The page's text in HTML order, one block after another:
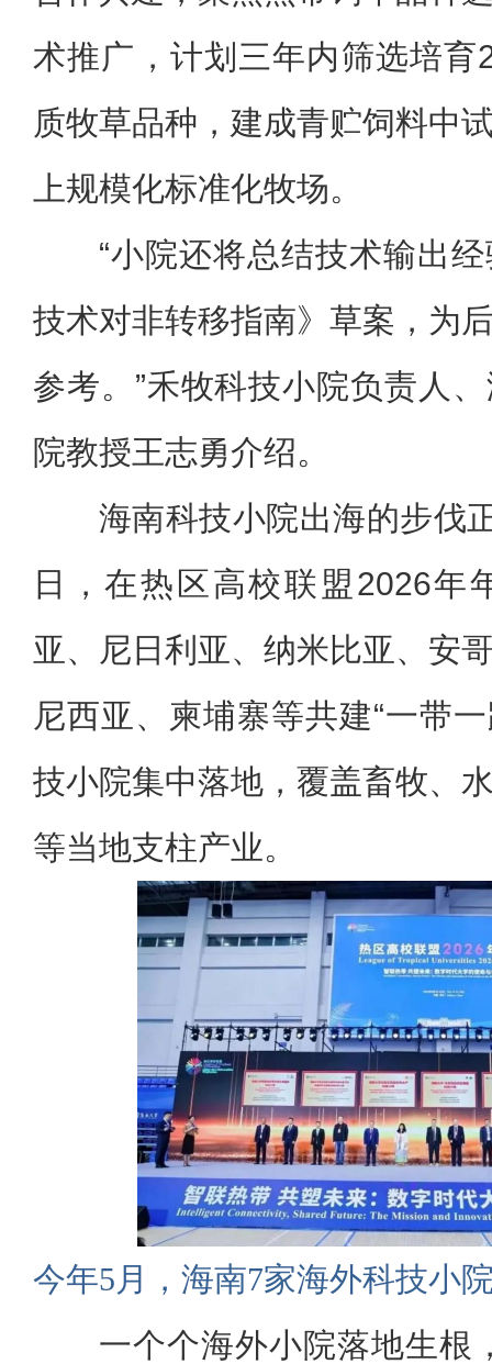
术推广，计划三年内筛选培
质牧草品种，建成青贮饲料中
上规模化标准化牧场。
“小院还将总结技术输出
技术对非转移指南》草案，为
参考。”禾牧科技小院负责人
院教授王志勇介绍。
海南科技小院出海的步伐
日，在热区高校联盟2026年
亚、尼日利亚、纳米比亚、安
尼西亚、柬埔寨等共建“一带
技小院集中落地，覆盖畜牧、
等当地支柱产业。
今年5月，海南7家海外科技小
一个个海外小院落地生根